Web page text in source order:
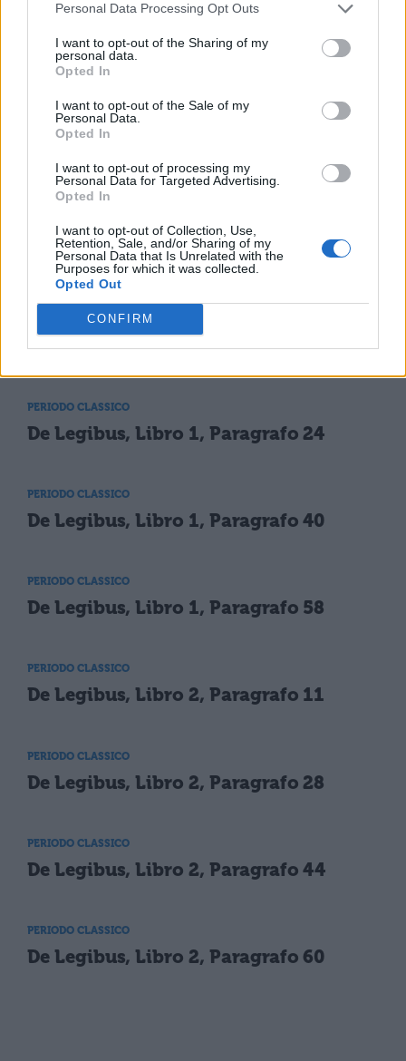
Personal Data Processing Opt Outs
I want to opt-out of the Sharing of my
personal data.
Opted In
I want to opt-out of the Sale of my
Personal Data.
Opted In
I want to opt-out of processing my
Personal Data for Targeted Advertising.
Opted In
I want to opt-out of Collection, Use,
Retention, Sale, and/or Sharing of my
Personal Data that Is Unrelated with the
Purposes for which it was collected.
Opted Out
CONFIRM
non esistono né esisteranno nel nostro
Stato, esse tuttavia sono esistite più o meno
come consuetudine degli antenati, che
aveva allora forza di legge.
TI POTREBBE INTERESSARE
PERIODO CLASSICO
De Legibus, Libro 1, Paragrafo 7
PERIODO CLASSICO
De Legibus, Libro 1, Paragrafo 24
PERIODO CLASSICO
De Legibus, Libro 1, Paragrafo 40
PERIODO CLASSICO
De Legibus, Libro 1, Paragrafo 58
PERIODO CLASSICO
De Legibus, Libro 2, Paragrafo 11
PERIODO CLASSICO
De Legibus, Libro 2, Paragrafo 28
PERIODO CLASSICO
De Legibus, Libro 2, Paragrafo 44
PERIODO CLASSICO
De Legibus, Libro 2, Paragrafo 60